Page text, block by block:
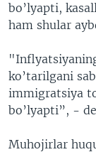
bo’lyapti,
ham shular
ko’tarilgani
immigratsiya
bo’lyapti”, -
Muhojirlar